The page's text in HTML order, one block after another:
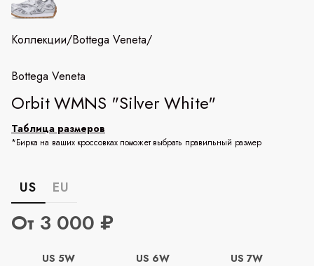
Коллекции/Bottega Veneta/
Bottega Veneta
Orbit WMNS "Silver White"
Таблица размеров
*Бирка на ваших кроссовках поможет выбрать правильный размер
US EU
От 3 000 ₽
US 5W US 6W
US 7W